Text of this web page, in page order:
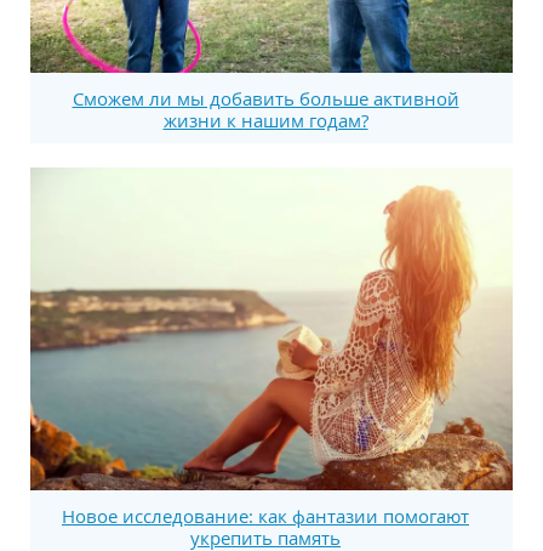
Сможем ли мы добавить больше активной
жизни к нашим годам?
Новое исследование: как фантазии помогают
укрепить память